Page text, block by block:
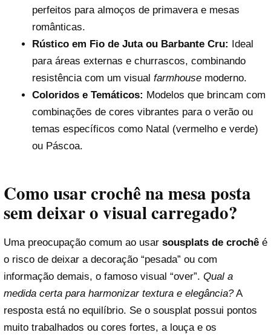
perfeitos para almoços de primavera e mesas
românticas.
Rústico em Fio de Juta ou Barbante Cru: Ideal
para áreas externas e churrascos, combinando
resistência com um visual farmhousemoderno.
Coloridos e Temáticos: Modelos que brincam com
combinações de cores vibrantes para o verão ou
temas específicos como Natal (vermelho e verde)
ou Páscoa.
Como usar crochê na mesa posta
sem deixar o visual carregado?
Uma preocupação comum ao usar sousplats de crochê é
o risco de deixar a decoração “pesada” ou com
informação demais, o famoso visual “over”. Qual a
medida certa para harmonizar textura e elegância?A
resposta está no equilíbrio. Se o sousplat possui pontos
muito trabalhados ou cores fortes, a louça e os